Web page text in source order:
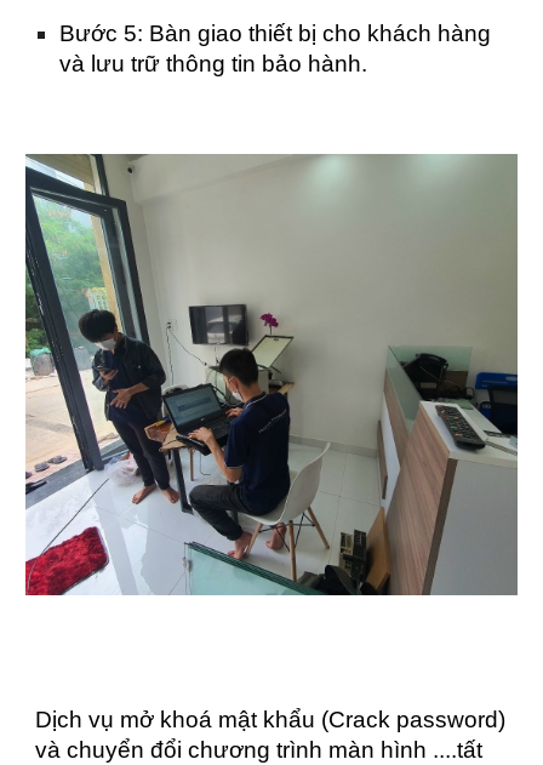
Bước 5: Bàn giao thiết bị cho khách hàng
và lưu trữ thông tin bảo hành.
Dịch vụ mở khoá mật khẩu (Crack password)
và chuyển đổi chương trình màn hình ....tất